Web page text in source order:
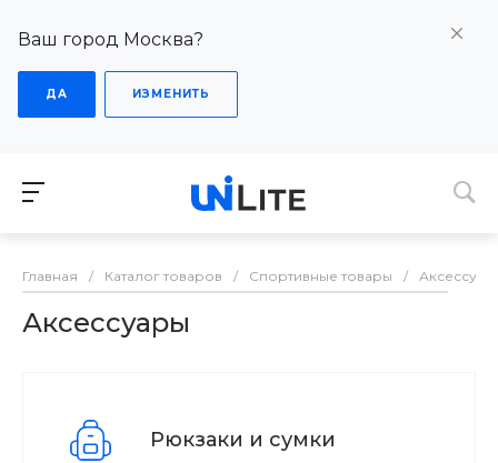
Ваш город Москва?
ДА ИЗМЕНИТЬ
Главная / Каталог товаров / Спортивные товары /
Аксессуары
Рюкзаки и сумки